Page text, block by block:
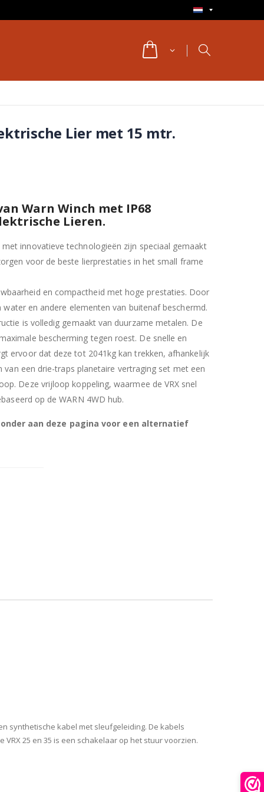
Lier met 15 mtr.
Warn Winch met IP68
Lieren.
met innovatieve technologieën zijn speciaal gemaakt
voor de beste lierprestaties in het small frame
en compactheid met hoge prestaties. Door
en andere elementen van buitenaf beschermd.
is volledig gemaakt van duurzame metalen. De
bescherming tegen roest. De snelle en
ervoor dat deze tot 2041kg kan trekken, afhankelijk
van een drie-traps planetaire vertraging set met een
Deze vrijloop koppeling, waarmee de VRX snel
op de WARN 4WD hub.
onder aan deze pagina voor een alternatief
synthetische kabel met sleufgeleiding. De kabels
25 en 35 is een schakelaar op het stuur voorzien.